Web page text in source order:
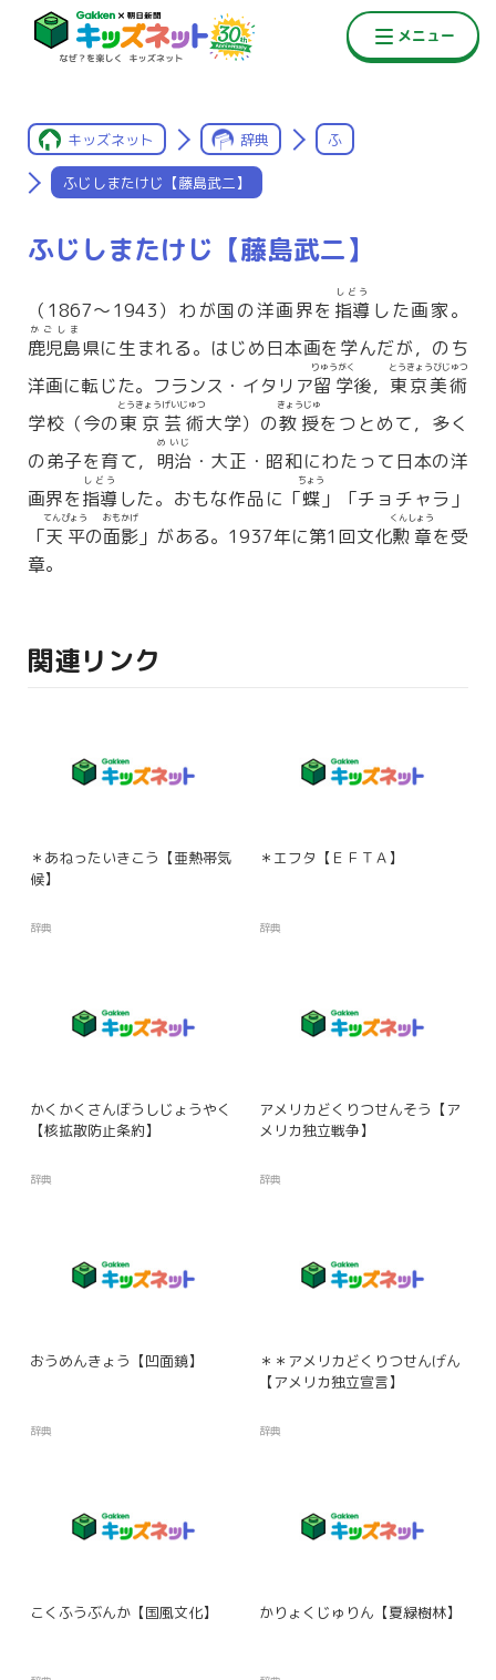
キッズネット 辞典 ふ
ふじしまたけじ【藤島武二】
ふじしまたけじ【藤島武二】
（1867〜1943）わが国の洋画界を 指導
しどう
した画家。
鹿児島
かごしま
県に生まれる。はじめ日本画を学んだが，のち
洋画に転じた。フランス・イタリア留学
りゅうがく
後， 東京美術
とうきょうびじゅつ
学校（今の東京芸術
とうきょうげいじゅつ
大学）の教授
きょうじゅ
をつとめて，多く
の弟子を育て， 明治
めいじ
・大正・昭和にわたって日本の洋
画界を指導
しどう
した。おもな作品に「蝶
ちょう
」「チョチャラ」
「天平
てんぴょう
の面影
おもかげ
」がある。1937年に第1回文化勲章
くんしょう
を受
章。
関連リンク
＊あねったいきこう【亜熱帯気
候】
辞典
＊エフタ【ＥＦＴＡ】
辞典
かくかくさんぼうしじょうやく
【核拡散防止条約】
辞典
アメリカどくりつせんそう【ア
メリカ独立戦争】
辞典
おうめんきょう【凹面鏡】
辞典
＊＊アメリカどくりつせんげん
【アメリカ独立宣言】
辞典
こくふうぶんか【国風文化】 かりょくじゅりん【夏緑樹林】